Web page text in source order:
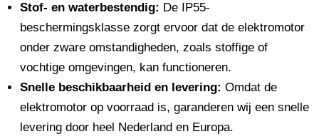
Stof- en waterbestendig: De IP55-
beschermingsklasse zorgt ervoor dat de elektromotor
onder zware omstandigheden, zoals stoffige of
vochtige omgevingen, kan functioneren.
Snelle beschikbaarheid en levering: Omdat de
elektromotor op voorraad is, garanderen wij een snelle
levering door heel Nederland en Europa.